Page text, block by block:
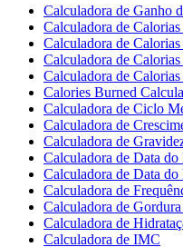
Calculadora de Ganho
Calculadora de
Calculadora de
Calculadora de
Calculadora de
Calories Burned
Calculadora de Ciclo
Calculadora de
Calculadora de
Calculadora de Data do
Calculadora de Data do
Calculadora de
Calculadora de
Calculadora de
Calculadora de IMC